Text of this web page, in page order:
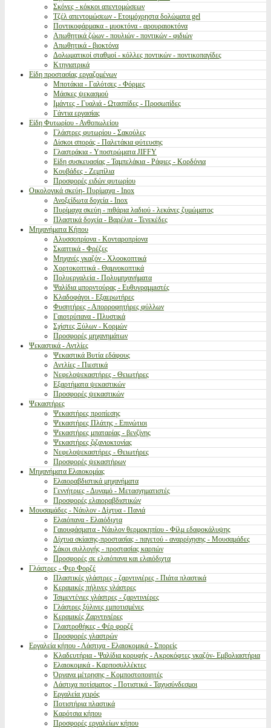
Σκόνες - κόκκοι απεντομώσεων
Τζέλ απεντομώσεων - Ετοιμόχρηστα δολώματα gel
Ποντικοφάρμακα - μυοκτόνα - αρουραιοκτόνα
Απωθητικά ζώων - πουλιών - ποντικών - φιδιών
Απωθητικά - βιοκτόνα
Δολωματικοί σταθμοί - κόλλες ποντικών - ποντικοπαγίδες
Κτηνιατρικά
Είδη προστασίας εργαζομένων
Μποτάκια - Γαλότσες - Φόρμες
Μάσκες ψεκασμού
Ιμάντες - Γυαλιά - Ωτασπίδες - Προσωπίδες
Γάντια εργασίας
Είδη Φυτωρίου - Ανθοπωλείου
Γλάστρες φυτωρίου - Σακούλες
Δίσκοι σποράς - Παλετάκια φύτευσης
Γλαστράκια - Υποστρώματα JIFFY
Είδη συσκευασίας - Ταμπελάκια - Ράφιες - Κορδόνια
Κουβάδες - Ζεμπίλια
Προσφορές ειδών φυτωρίου
Οικολογικά σκεύη- Πυρίμαχα - Inox
Ανοξείδωτα δοχεία - Inox
Πυρίμαχα σκεύη - πιθάρια λαδιού - λεκάνες ζυμώματος
Πλαστικά δοχεία - Βαρέλια - Τενεκέδες
Μηχανήματα Κήπου
Αλυσσοπρίονα - Κονταροπρίονα
Σκαπτικά - Φρέζες
Μηχανές γκαζόν - Χλοοκοπτικά
Χορτοκοπτικά - Θαμνοκοπτικά
Πολυεργαλεία - Πολυμηχανήματα
Ψαλίδια μπορντούρας - Ευθυγραμμιστές
Κλαδοφάγοι - Εξαερωτήρες
Φυσητήρες - Απορροφητήρες φύλλων
Γαιοτρύπανα - Πλυστικά
Σχίστες Ξύλων - Κορμών
Προσφορές μηχανημάτων
Ψεκαστικά - Αντλίες
Ψεκαστικά Βυτία εδάφους
Αντλίες - Πιεστικά
Νεφελοψεκαστήρες - Θειωτήρες
Εξαρτήματα ψεκαστικών
Προσφορές ψεκαστικών
Ψεκαστήρες
Ψεκαστήρες προπίεσης
Ψεκαστήρες Πλάτης - Επινώτιοι
Ψεκαστήρες μπαταρίας - βενζίνης
Ψεκαστήρες ζιζανιοκτονίας
Νεφελοψεκαστήρες - Θειωτήρες
Προσφορές ψεκαστήρων
Μηχανήματα Ελαιοκομίας
Ελαιοραβδιστικά μηχανήματα
Γεννήτριες - Δυναμό - Μετασχηματιστές
Προσφορές ελαιοραβδιστικών
Μουσαμάδες - Νάυλον - Δίχτυα - Πανιά
Ελαιόπανα - Ελαιόδιχτα
Γαιουφάσματα - Νάυλον θερμοκηπίου - Φίλμ εδαφοκάλυψης
Δίχτυα σκίασης-προστασίας - παγετού - αναρρίχησης - Μουσαμάδες
Σάκοι συλλογής - προστασίας καρπών
Προσφορές σε ελαιόπανα και ελαιόδιχτα
Γλάστρες - Φερ Φορζέ
Πλαστικές γλάστρες - ζαρντινιέρες - Πιάτα πλαστικά
Κεραμικές πήλινες γλάστρες
Τσιμεντένιες γλάστρες - ζαρντινιέρες
Γλάστρες ξύλινες εμποτισμένες
Κεραμικές Ζαρντινιέρες
Γλαστροθήκες - Φέρ φορζέ
Προσφορές γλαστρών
Εργαλεία κήπου - Λάστιχα - Ελαιοκομικά - Σπορείς
Κλαδευτήρια - Ψαλίδια κορυφής - Ακροκόφτες γκαζόν- Εμβολιαστήρια
Ελαιοκομικά - Καρποσυλλέκτες
Όργανα μέτρησης - Κομποστοποιητές
Λάστιχα ποτίσματος - Ποτιστικά - Ταχυσύνδεσμοι
Εργαλεία χειρός
Ποτιστήρια πλαστικά
Καρότσια κήπου
Προσφορές εργαλείων κήπου